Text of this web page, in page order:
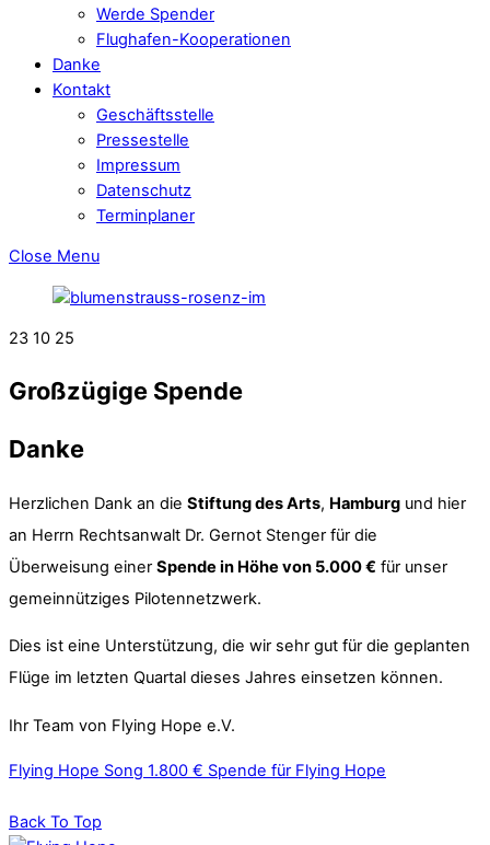
Werde Spender
Flughafen-Kooperationen
Danke
Kontakt
Geschäftsstelle
Pressestelle
Impressum
Datenschutz
Terminplaner
Close Menu
23 10 25
Großzügige Spende
Danke
Herzlichen Dank an die Stiftung des Arts, Hamburg und hier
an Herrn Rechtsanwalt Dr. Gernot Stenger für die
Überweisung einer Spende in Höhe von 5.000 € für unser
gemeinnütziges Pilotennetzwerk.
Dies ist eine Unterstützung, die wir sehr gut für die geplanten
Flüge im letzten Quartal dieses Jahres einsetzen können.
Ihr Team von Flying Hope e.V.
Flying Hope Song 1.800 € Spende für Flying Hope
Back To Top